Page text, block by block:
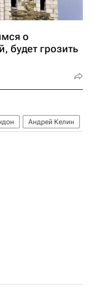
о
будет грозить
Андрей Келин